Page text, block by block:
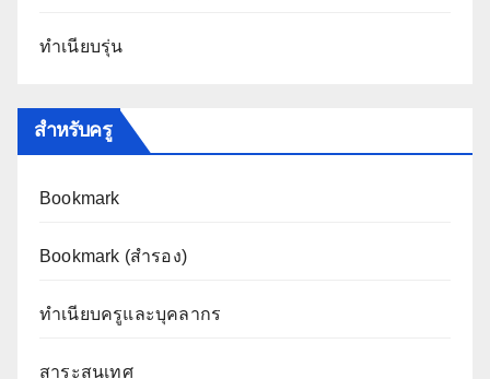
ทำเนียบรุ่น
สำหรับครู
Bookmark
Bookmark (สำรอง)
ทำเนียบครูและบุคลากร
สาระสนเทศ